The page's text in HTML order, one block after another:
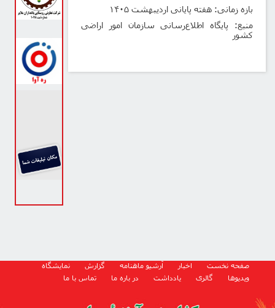
بازه زمانی: هفته پایانی اردیبهشت ۱۴۰۵
منبع: پایگاه اطلاع‌رسانی سازمان امور اراضی
کشور
صفحه نخست اخبار آرشیو ماهنامه گزارش
نمایشگاه
ویدیوها
گالری یادداشت در باره ما تماس با ما